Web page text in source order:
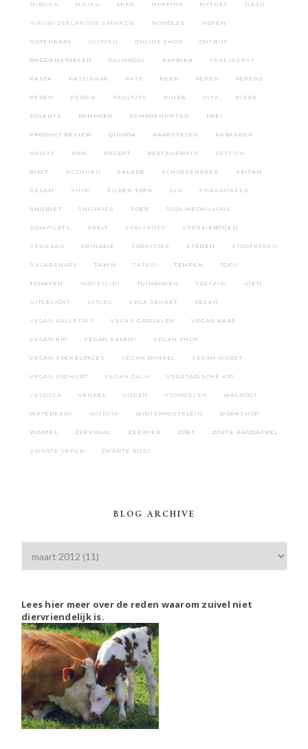
MIBUNA MILIEU MISO MUFFINS MYTHES NAAN
NIEUW-ZEELANDSE SPINAZIE NOODLES NOTEN
NOTENKAAS OLIJVEN ONLINE SHOP ONTBIJT
PADDENSTOELEN PALMKOOL PAPRIKA PARELGERST
PASTA PASTINAAK PATE PEER PEPER PEPERS
PEREN PERZIK PEULTJES PINDA PITA PIZZA
POLENTA POMPOEN POMPOENPITTEN PREI
PRODUCT REVIEW QUINOA RAAPSTELEN RABARBER
RADIJS RAW RECEPT RESTAURANTS RETTICH
RIJST ROZIJNEN SALADE SCHORSENEREN SEITAN
SESAM SHOP SILKEN TOFU SLA SMAAKMAKER
SNIJBIET SNIJMOES SOEP SOJA MEDAILLONS
SOJAFILETS SPELT SPELTRIJST SPERZIEBONEN
SPICEBAR SPINAZIE SPRUITJES STEDEN STOOFPEREN
SUGARSNAPS TAHIN TATSOI TEMPEH TOFU
TOMATEN TORTELLINI TUINBONEN TZATZIKI UIEN
UITGELICHT UITLEG VEGA GEHAKT VEGAN
VEGAN BALLETJES VEGAN GARNALEN VEGAN KAAS
VEGAN KIP VEGAN SALAMI VEGAN SHOP
VEGAN SPEKBLOKJES VEGAN WINKEL VEGAN WORST
VEGAN YOGHURT VEGAN ZALM VEGETARISCHE KIP
VELDSLA VENKEL VIJGEN VOORDELEN WALNOOT
WATERKERS WIJNTIP WINTERPOSTELEIN WORKSHOP
WORTEL ZEEKRAAL ZEEWIER ZOET ZOETE AARDAPPEL
ZWARTE PEPER ZWARTE RIJST
BLOG ARCHIVE
Lees hier meer over de reden waarom zuivel niet
diervriendelijk is.